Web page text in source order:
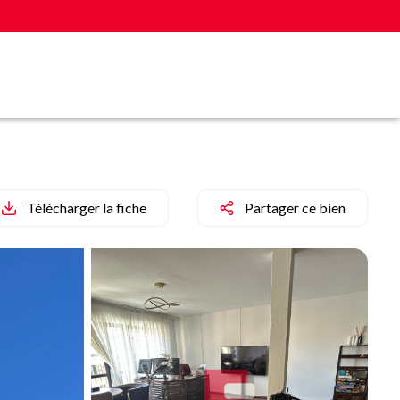
Télécharger la fiche Partager ce bien